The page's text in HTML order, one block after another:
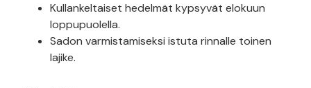
Kullankeltaiset hedelmät kypsyvät elokuun
loppupuolella.
Sadon varmistamiseksi istuta rinnalle toinen
lajike.